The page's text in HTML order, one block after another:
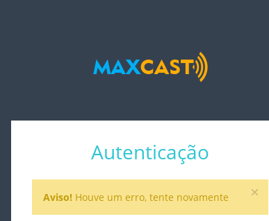
Autenticação
Aviso! Houve um erro, tente novamente